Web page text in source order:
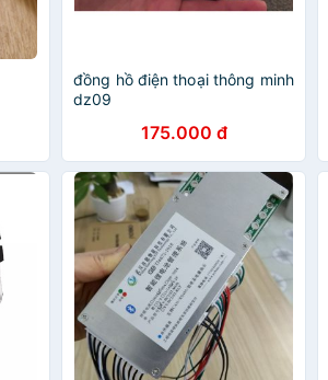
đồng hồ điện thoại thông minh
dz09
175.000 đ